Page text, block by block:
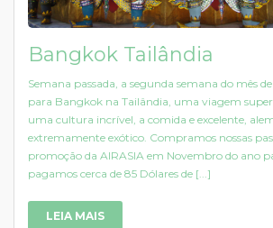
Bangkok Tailândia
Semana passada, a segunda semana do mês
para Bangkok na Tailândia, uma viagem
uma cultura incrível, a comida e excelente,
extremamente exótico. Compramos nossas
promoção da AIRASIA em Novembro do ano
pagamos cerca de 85 Dólares de [...]
LEIA MAIS